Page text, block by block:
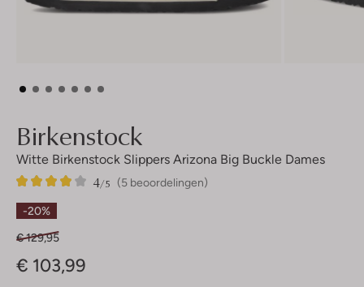
Birkenstock
Witte Birkenstock Slippers Arizona Big Buckle Dames
(5 beoordelingen)
4/5
5
4
Sterren
-20%
€ 129,95
€ 103,99